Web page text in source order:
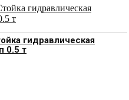
гидравлическая
0.5 т